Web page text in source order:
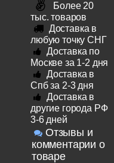
Более 20
тыс. товаров
Доставка в
любую точку СНГ
Доставка по
Москве за 1-2 дня
Доставка в
Спб за 2-3 дня
Доставка в
другие города РФ
3-6 дней
Отзывы и
комментарии о
товаре